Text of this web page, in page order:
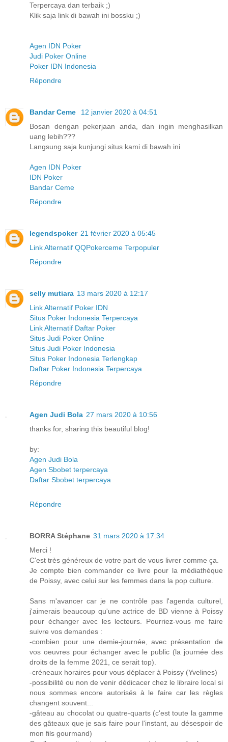
Terpercaya dan terbaik ;)
Klik saja link di bawah ini bossku ;)
Agen IDN Poker
Judi Poker Online
Poker IDN Indonesia
Répondre
Bandar Ceme
12 janvier 2020 à 04:51
Bosan dengan pekerjaan anda, dan ingin menghasilkan
uang lebih???
Langsung saja kunjungi situs kami di bawah ini
Agen IDN Poker
IDN Poker
Bandar Ceme
Répondre
legendspoker 21 février 2020 à 05:45
Link Alternatif QQPokerceme Terpopuler
Répondre
selly mutiara 13 mars 2020 à 12:17
Link Alternatif Poker IDN
Situs Poker Indonesia Terpercaya
Link Alternatif Daftar Poker
Situs Judi Poker Online
Situs Judi Poker Indonesia
Situs Poker Indonesia Terlengkap
Daftar Poker Indonesia Terpercaya
Répondre
Agen Judi Bola 27 mars 2020 à 10:56
thanks for, sharing this beautiful blog!
by:
Agen Judi Bola
Agen Sbobet terpercaya
Daftar Sbobet terpercaya
Répondre
BORRA Stéphane 31 mars 2020 à 17:34
Merci !
C'est très généreux de votre part de vous livrer comme ça.
Je compte bien commander ce livre pour la médiathèque
de Poissy, avec celui sur les femmes dans la pop culture.
Sans m'avancer car je ne contrôle pas l'agenda culturel,
j'aimerais beaucoup qu'une actrice de BD vienne à Poissy
pour échanger avec les lecteurs. Pourriez-vous me faire
suivre vos demandes :
-combien pour une demie-journée, avec présentation de
vos oeuvres pour échanger avec le public (la journée des
droits de la femme 2021, ce serait top).
-créneaux horaires pour vous déplacer à Poissy (Yvelines)
-possibilité ou non de venir dédicacer chez le libraire local si
nous sommes encore autorisés à le faire car les règles
changent souvent...
-gâteau au chocolat ou quatre-quarts (c'est toute la gamme
des gâteaux que je sais faire pour l'instant, au désespoir de
mon fils gourmand)